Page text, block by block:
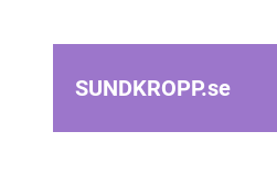
SUNDKROPP.se